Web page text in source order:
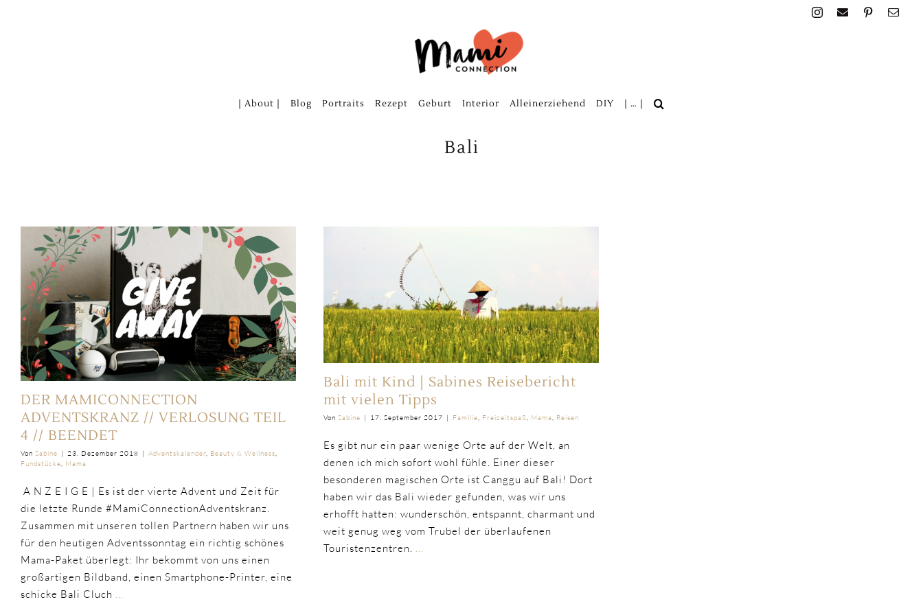
| About | Blog Portraits Rezept Geburt Interior Alleinerziehend DIY | … |
Bali
DER MAMICONNECTION
ADVENTSKRANZ // VERLOSUNG TEIL
4 // BEENDET
Von Sabine | 23. Dezember 2018 | Adventskalender, Beauty & Wellness,
Fundstücke, Mama
A N Z E I G E | Es ist der vierte Advent und Zeit für
die letzte Runde #MamiConnectionAdventskranz.
Zusammen mit unseren tollen Partnern haben wir uns
für den heutigen Adventssonntag ein richtig schönes
Mama-Paket überlegt: Ihr bekommt von uns einen
großartigen Bildband, einen Smartphone-Printer, eine
schicke Bali Cluch ...
Bali mit Kind | Sabines Reisebericht
mit vielen Tipps
Von Sabine | 17. September 2017 | Familie, Freizeitspaß, Mama, Reisen
Es gibt nur ein paar wenige Orte auf der Welt, an
denen ich mich sofort wohl fühle. Einer dieser
besonderen magischen Orte ist Canggu auf Bali! Dort
haben wir das Bali wieder gefunden, was wir uns
erhofft hatten: wunderschön, entspannt, charmant und
weit genug weg vom Trubel der überlaufenen
Touristenzentren. ...